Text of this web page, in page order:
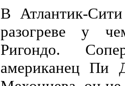
В Атлантик-
разогреве у
Ригондо.
американец Пи